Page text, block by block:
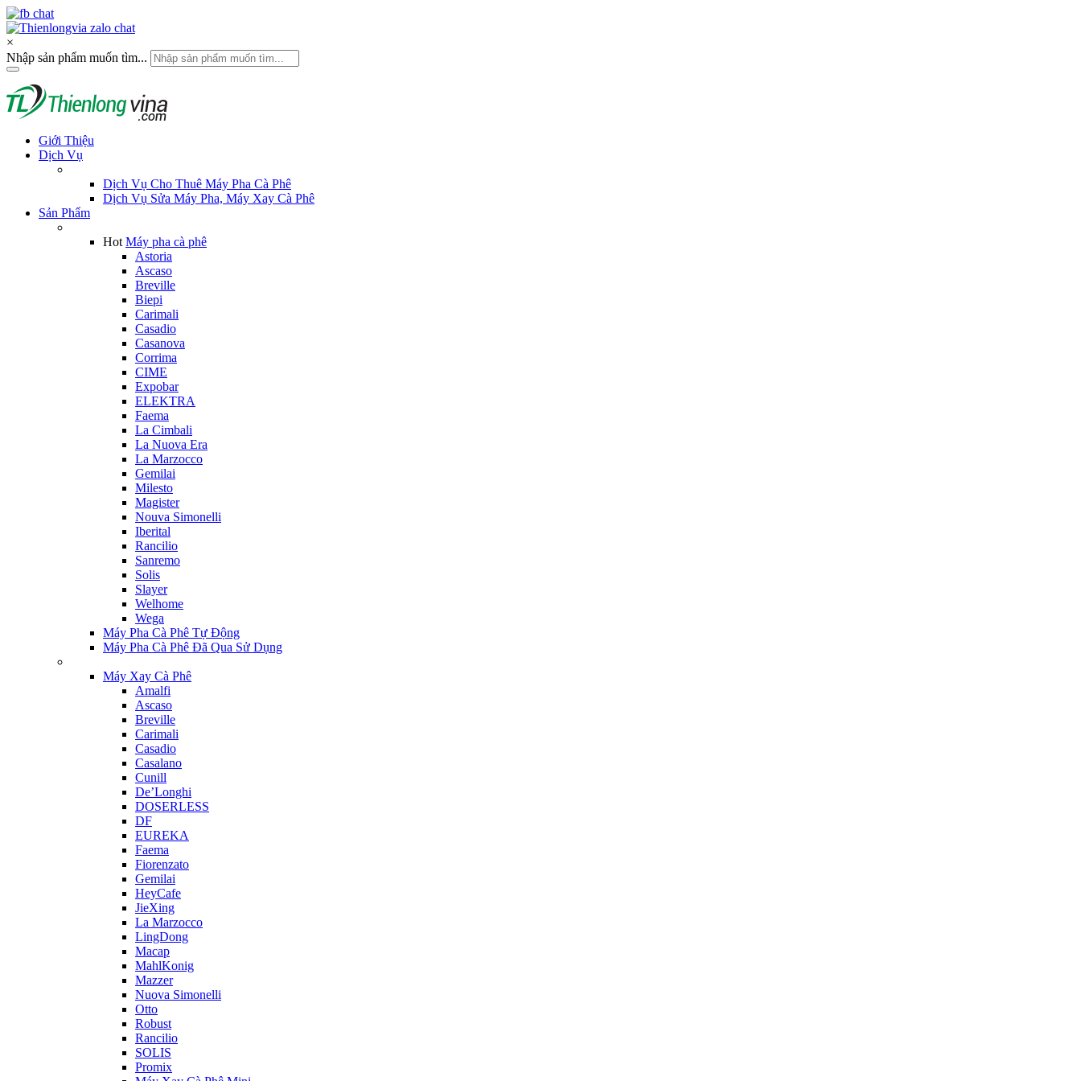
×
Nhập sản phẩm muốn tìm...
Giới Thiệu
Dịch Vụ
Dịch Vụ Cho Thuê Máy Pha Cà Phê
Dịch Vụ Sửa Máy Pha, Máy Xay Cà Phê
Sản Phẩm
Hot Máy pha cà phê
Astoria
Ascaso
Breville
Biepi
Carimali
Casadio
Casanova
Corrima
CIME
Expobar
ELEKTRA
Faema
La Cimbali
La Nuova Era
La Marzocco
Gemilai
Milesto
Magister
Nouva Simonelli
Iberital
Rancilio
Sanremo
Solis
Slayer
Welhome
Wega
Máy Pha Cà Phê Tự Động
Máy Pha Cà Phê Đã Qua Sử Dụng
Máy Xay Cà Phê
Amalfi
Ascaso
Breville
Carimali
Casadio
Casalano
Cunill
De’Longhi
DOSERLESS
DF
EUREKA
Faema
Fiorenzato
Gemilai
HeyCafe
JieXing
La Marzocco
LingDong
Macap
MahlKonig
Mazzer
Nuova Simonelli
Otto
Robust
Rancilio
SOLIS
Promix